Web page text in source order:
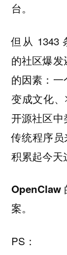
台。
但从 1343
的社区爆
的因素：
变成文化、
开源社区
传统程序
积累起今天
OpenClaw
案。
PS：